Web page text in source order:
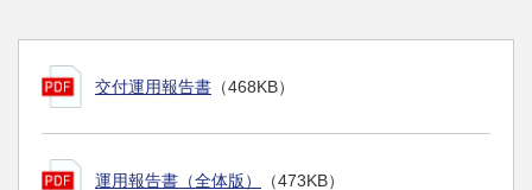
交付運用報告書 （468KB）
運用報告書（全体版） （473KB）